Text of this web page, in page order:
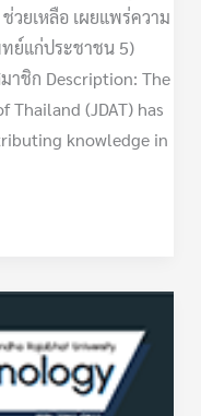
วยเหลือ เผยแพร่ความ
ย์แก่ประชาชน 5)
าชิก Description: The
(JDAT) has
knowledge in